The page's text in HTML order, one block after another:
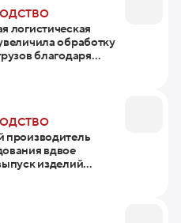
логистическая
обработку
благодаря
производитель
вдвое
изделий